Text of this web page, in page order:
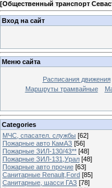
[Общественный транспорт
Вход на сайт
Меню сайта
Расписания движения
Маршруты трамвайные
Categories
МЧС, спасател. службы [62]
Пожарные авто КамАЗ [56]
Пожарные ЗИЛ-130/43** [48]
Пожарные ЗИЛ-131,Урал [48]
Пожарные авто прочие [63]
Санитарные Renault,Ford [85]
Санитарные, шасси ГАЗ [78]